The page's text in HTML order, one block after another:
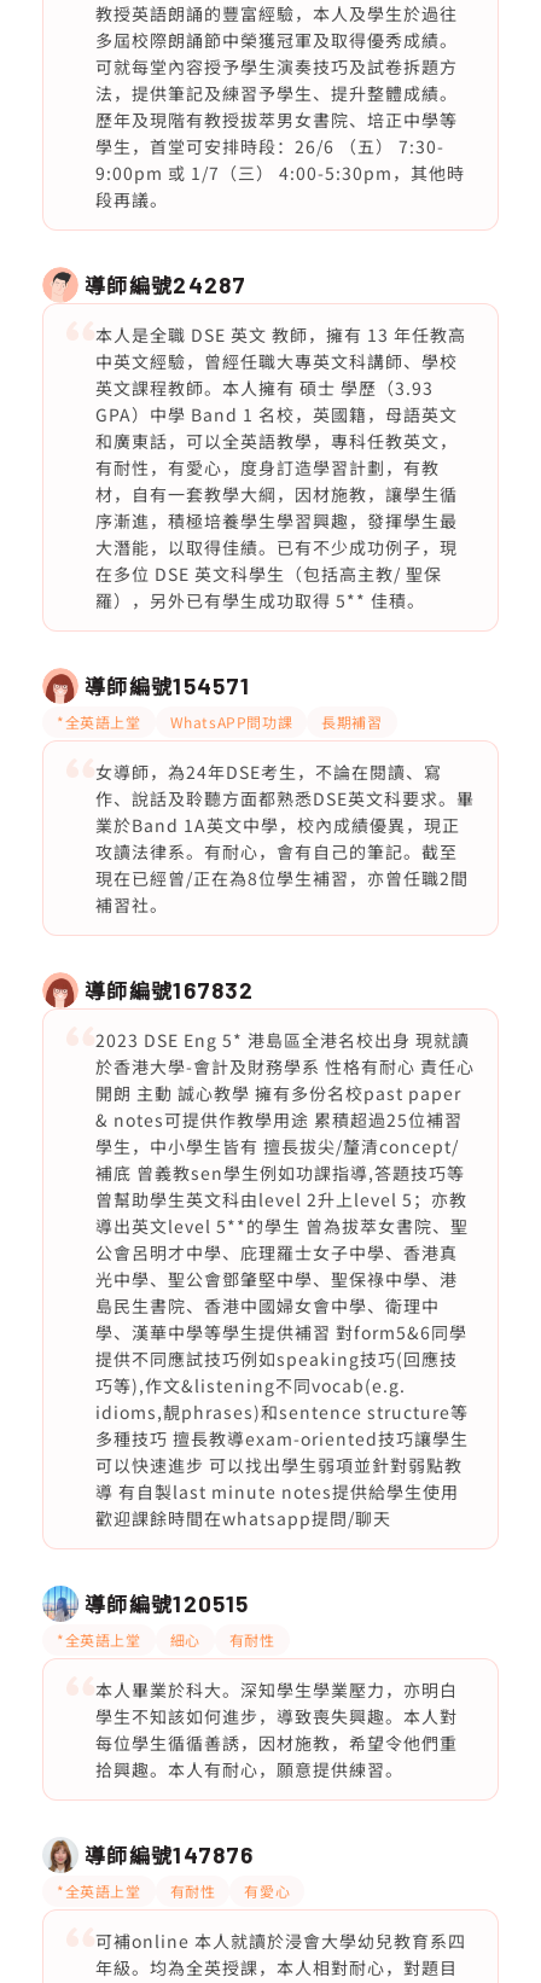
教授英語朗誦的豐富經驗，本人及學生於過往
多屆校際朗誦節中榮獲冠軍及取得優秀成績。
可就每堂內容授予學生演奏技巧及試卷拆題方
法，提供筆記及練習予學生、提升整體成績。
歷年及現階有教授拔萃男女書院、培正中學等
學生，首堂可安排時段：26/6 （五） 7:30-
9:00pm 或 1/7（三） 4:00-5:30pm，其他時
段再議。
導師編號24287
本人是全職 DSE 英文 教師，擁有 13 年任教高
中英文經驗，曾經任職大專英文科講師、學校
英文課程教師。本人擁有 碩士 學歷（3.93
GPA）中學 Band 1 名校，英國籍，母語英文
和廣東話，可以全英語教學，專科任教英文，
有耐性，有愛心，度身訂造學習計劃，有教
材，自有一套教學大綱，因材施教，讓學生循
序漸進，積極培養學生學習興趣，發揮學生最
大潛能，以取得佳績。已有不少成功例子，現
在多位 DSE 英文科學生（包括高主教/ 聖保
羅），另外已有學生成功取得 5** 佳積。
導師編號154571
*全英語上堂 WhatsAPP問功課 長期補習
女導師，為24年DSE考生，不論在閱讀、寫
作、說話及聆聽方面都熟悉DSE英文科要求。畢
業於Band 1A英文中學，校內成績優異，現正
攻讀法律系。有耐心，會有自己的筆記。截至
現在已經曾/正在為8位學生補習，亦曾任職2間
補習社。
導師編號167832
2023 DSE Eng 5* 港島區全港名校出身 現就讀
於香港大學-會計及財務學系 性格有耐心 責任心
開朗 主動 誠心教學 擁有多份名校past paper
& notes可提供作教學用途 累積超過25位補習
學生，中小學生皆有 擅長拔尖/釐清concept/
補底 曾義教sen學生例如功課指導,答題技巧等
曾幫助學生英文科由level 2升上level 5；亦教
導出英文level 5**的學生 曾為拔萃女書院、聖
公會呂明才中學、庇理羅士女子中學、香港真
光中學、聖公會鄧肇堅中學、聖保祿中學、港
島民生書院、香港中國婦女會中學、衛理中
學、漢華中學等學生提供補習 對form5&6同學
提供不同應試技巧例如speaking技巧(回應技
巧等),作文&listening不同vocab(e.g.
idioms,靚phrases)和sentence structure等
多種技巧 擅長教導exam-oriented技巧讓學生
可以快速進步 可以找出學生弱項並針對弱點教
導 有自製last minute notes提供給學生使用
歡迎課餘時間在whatsapp提問/聊天
導師編號120515
*全英語上堂 細心 有耐性
本人畢業於科大。深知學生學業壓力，亦明白
學生不知該如何進步，導致喪失興趣。本人對
每位學生循循善誘，因材施教，希望令他們重
拾興趣。本人有耐心，願意提供練習。
導師編號147876
*全英語上堂 有耐性 有愛心
可補online 本人就讀於浸會大學幼兒教育系四
年級。均為全英授課，本人相對耐心，對題目